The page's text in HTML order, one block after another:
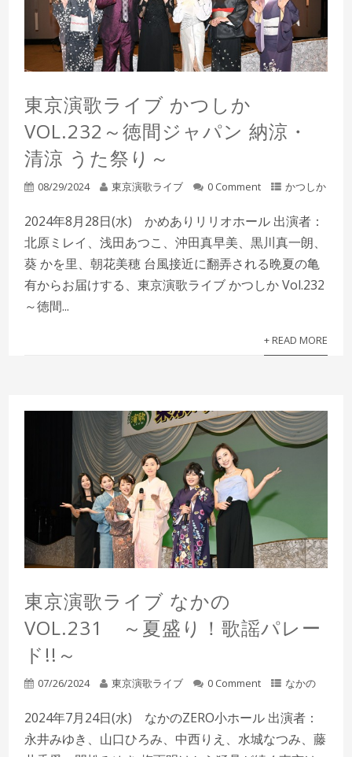
東京演歌ライブ かつしか
VOL.232～徳間ジャパン 納涼・
清涼 うた祭り～
08/29/2024 東京演歌ライブ 0 Comment かつしか
2024年8月28日(水) かめありリリオホール 出演者：
北原ミレイ、浅田あつこ、沖田真早美、黒川真一朗、
葵 かを里、朝花美穂 台風接近に翻弄される晩夏の亀
有からお届けする、東京演歌ライブ かつしか Vol.232
～徳間...
+ READ MORE
東京演歌ライブ なかの
VOL.231 ～夏盛り！歌謡パレー
ド!!～
07/26/2024 東京演歌ライブ 0 Comment なかの
2024年7月24日(水) なかのZERO小ホール 出演者：
永井みゆき、山口ひろみ、中西りえ、水城なつみ、藤